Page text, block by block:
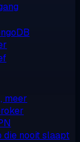
meer
die nooit slaapt